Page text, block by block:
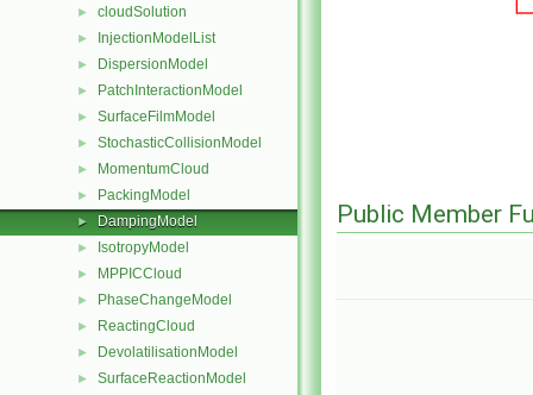
► cloudSolution
► InjectionModelList
► DispersionModel
► PatchInteractionModel
► SurfaceFilmModel
► StochasticCollisionModel
► MomentumCloud
► PackingModel
► DampingModel
► IsotropyModel
► MPPICCloud
► PhaseChangeModel
► ReactingCloud
► DevolatilisationModel
► SurfaceReactionModel
Public Member